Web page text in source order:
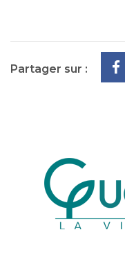
Partager sur :